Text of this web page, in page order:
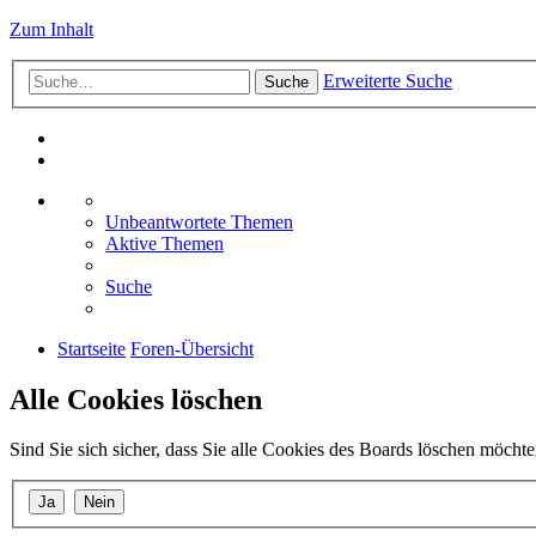
Zum Inhalt
Suche Erweiterte Suche
Unbeantwortete Themen
Aktive Themen
Suche
Startseite Foren-Übersicht
Alle Cookies löschen
Sind Sie sich sicher, dass Sie alle Cookies des Boards löschen